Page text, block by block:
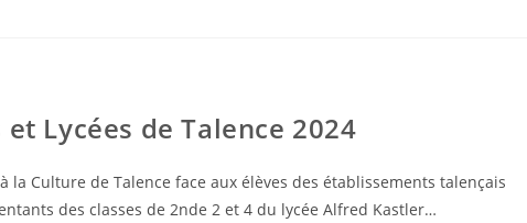
Lycées de Talence 2024
la Culture de Talence face aux élèves des établissements talençais
des classes de 2nde 2 et 4 du lycée Alfred Kastler…